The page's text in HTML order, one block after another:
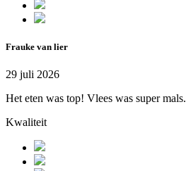
Frauke van lier
29 juli 2026
Het eten was top! Vlees was super mals.
Kwaliteit